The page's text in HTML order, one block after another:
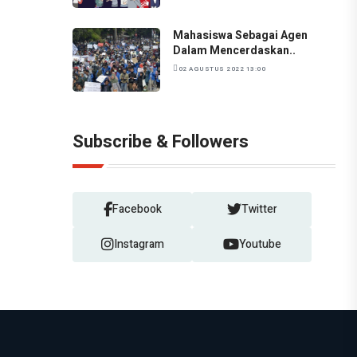
Mahasiswa Sebagai Agen
Dalam Mencerdaskan..
02 AGUSTUS 2022 13:00
Subscribe & Followers
Facebook Twitter
Instagram Youtube